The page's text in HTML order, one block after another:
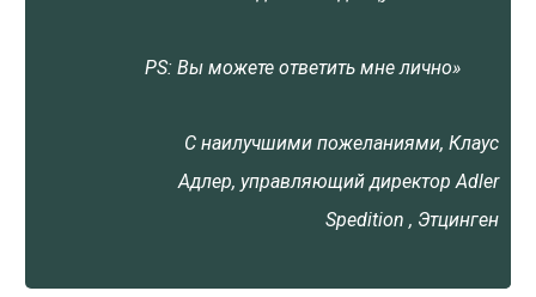
PS: Вы можете ответить мне лично»
С наилучшими пожеланиями, Клаус
Адлер, управляющий директор Adler
Spedition , Этцинген